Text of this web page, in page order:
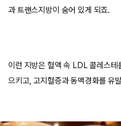
과 트랜스지방이 숨어 있게 되죠.
이런 지방은 혈액 속 LDL 콜레스테
으키고, 고지혈증과 동맥경화를 유